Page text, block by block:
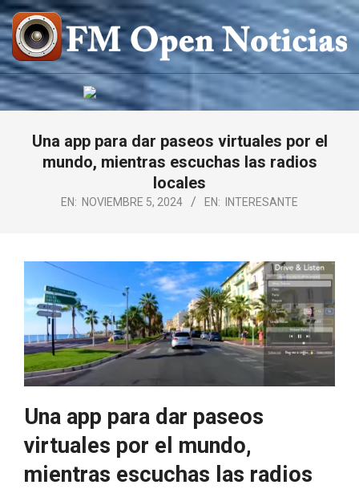
Saltar
al
contenido
FM
OPEN
NOTICIAS
Una app para dar paseos virtuales por el
mundo, mientras escuchas las radios
locales
EN: NOVIEMBRE 5, 2024 EN: INTERESANTE
Una app para dar paseos
virtuales por el mundo,
mientras escuchas las radios